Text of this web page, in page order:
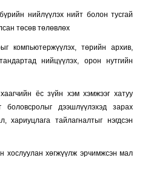
нийлүүлэх нийт болон тусгай
төсөв төлөвлөх
компьютержүүлэх, төрийн архив,
нийцүүлэх, орон нутгийн
ёс зүйн хэм хэмжээг хатуу
дээшлүүлэхэд зарах
хариуцлага тайлагналтыг нэгдсэн
хослуулан хөгжүүлж эрчимжсэн мал